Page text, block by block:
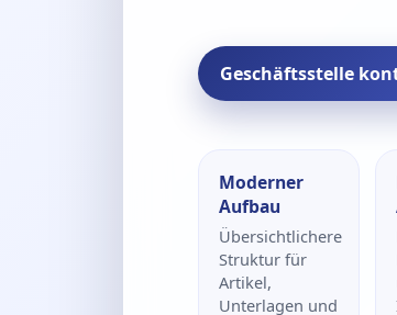
Geschäftsstelle
Moderner
Aufbau
Übersichtlichere
Struktur für
Artikel,
Unterlagen und